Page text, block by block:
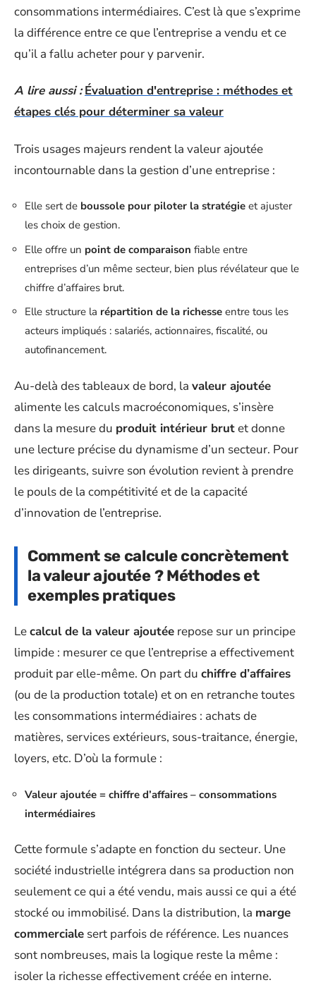
consommations intermédiaires. C’est là que s’exprime
la différence entre ce que l’entreprise a vendu et ce
qu’il a fallu acheter pour y parvenir.
A lire aussi : Évaluation d'entreprise : méthodes et
étapes clés pour déterminer sa valeur
Trois usages majeurs rendent la valeur ajoutée
incontournable dans la gestion d’une entreprise :
Elle sert de boussole pour piloter la stratégie et ajuster
les choix de gestion.
Elle offre un point de comparaison fiable entre
entreprises d’un même secteur, bien plus révélateur que le
chiffre d’affaires brut.
Elle structure la répartition de la richesse entre tous les
acteurs impliqués : salariés, actionnaires, fiscalité, ou
autofinancement.
Au-delà des tableaux de bord, la valeur ajoutée
alimente les calculs macroéconomiques, s’insère
dans la mesure du produit intérieur brutet donne
une lecture précise du dynamisme d’un secteur. Pour
les dirigeants, suivre son évolution revient à prendre
le pouls de la compétitivité et de la capacité
d’innovation de l’entreprise.
Comment se calcule concrètement
la valeur ajoutée ? Méthodes et
exemples pratiques
Lecalcul de la valeur ajoutée repose sur un principe
limpide : mesurer ce que l’entreprise a effectivement
produit par elle-même. On part du chiffre d’affaires
(ou de la production totale) et on en retranche toutes
les consommations intermédiaires : achats de
matières, services extérieurs, sous-traitance, énergie,
loyers, etc. D’où la formule :
Valeur ajoutée = chiffre d’affaires – consommations
intermédiaires
Cette formule s’adapte en fonction du secteur. Une
société industrielle intégrera dans sa production non
seulement ce qui a été vendu, mais aussi ce qui a été
stocké ou immobilisé. Dans la distribution, la marge
commerciale sert parfois de référence. Les nuances
sont nombreuses, mais la logique reste la même :
isoler la richesse effectivement créée en interne.